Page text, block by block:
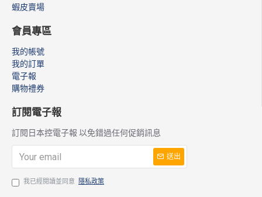
蝦皮賣場
會員專區
我的帳號
我的訂單
電子報
購物禮券
訂閱電子報
訂閱日本控電子報 以免錯過任何促銷訊息
送出
我已經閱讀並同意 隱私政策